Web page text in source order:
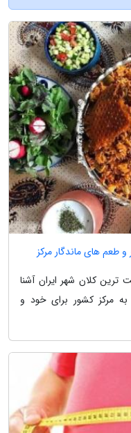
طعم های ماندگار مرکز
ترین کلان شهر ایران آشنا
مرکز کشور برای خود و